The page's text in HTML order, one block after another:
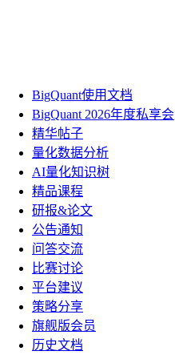
BigQuant使用文档
BigQuant 2026年度私享会
精华帖子
量化数据分析
AI量化知识树
精品课程
研报&论文
公告通知
问答交流
比赛讨论
平台建议
策略分享
旗舰版会员
历史文档